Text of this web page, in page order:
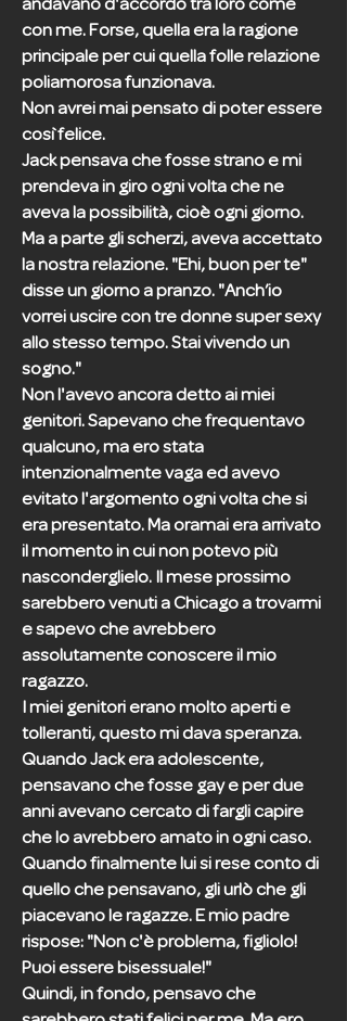
andavano d'accordo tra loro come
con me. Forse, quella era la ragione
principale per cui quella folle relazione
poliamorosa funzionava.
Non avrei mai pensato di poter essere
così felice.
Jack pensava che fosse strano e mi
prendeva in giro ogni volta che ne
aveva la possibilità, cioè ogni giorno.
Ma a parte gli scherzi, aveva accettato
la nostra relazione. "Ehi, buon per te"
disse un giorno a pranzo. "Anch’io
vorrei uscire con tre donne super sexy
allo stesso tempo. Stai vivendo un
sogno."
Non l'avevo ancora detto ai miei
genitori. Sapevano che frequentavo
qualcuno, ma ero stata
intenzionalmente vaga ed avevo
evitato l'argomento ogni volta che si
era presentato. Ma oramai era arrivato
il momento in cui non potevo più
nasconderglielo. Il mese prossimo
sarebbero venuti a Chicago a trovarmi
e sapevo che avrebbero
assolutamente conoscere il mio
ragazzo.
I miei genitori erano molto aperti e
tolleranti, questo mi dava speranza.
Quando Jack era adolescente,
pensavano che fosse gay e per due
anni avevano cercato di fargli capire
che lo avrebbero amato in ogni caso.
Quando finalmente lui si rese conto di
quello che pensavano, gli urlò che gli
piacevano le ragazze. E mio padre
rispose: "Non c'è problema, figliolo!
Puoi essere bisessuale!"
Quindi, in fondo, pensavo che